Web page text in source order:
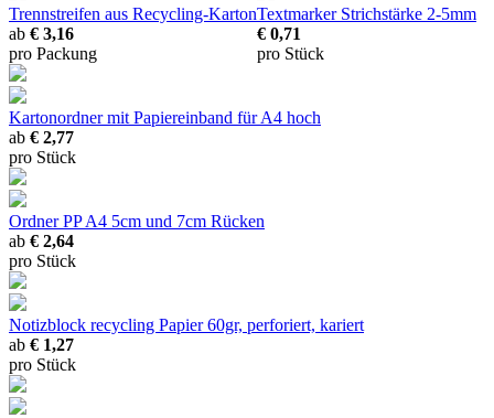
Trennstreifen aus Recycling-Karton
ab € 3,16
pro Packung
Textmarker Strichstärke 2-5mm
€ 0,71
pro Stück
Kartonordnermit Papiereinband für A4 hoch
ab € 2,77
pro Stück
Ordner PP A4 5cm und 7cm Rücken
ab € 2,64
pro Stück
Notizblock recycling Papier 60gr, perforiert, kariert
ab € 1,27
pro Stück